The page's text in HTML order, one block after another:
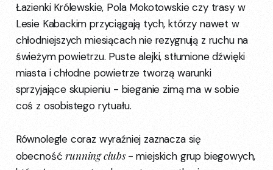
Łazienki Królewskie, Pola Mokotowskie czy trasy w
Lesie Kabackim przyciągają tych, którzy nawet w
chłodniejszych miesiącach nie rezygnują z ruchu na
świeżym powietrzu. Puste alejki, stłumione dźwięki
miasta i chłodne powietrze tworzą warunki
sprzyjające skupieniu - bieganie zimą ma w sobie
coś z osobistego rytuału.
Równolegle coraz wyraźniej zaznacza się
obecnośćrunning clubs- miejskich grup biegowych,